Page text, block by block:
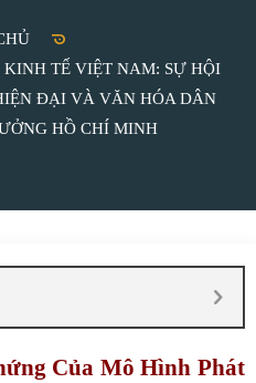
TẾ VIỆT NAM: SỰ HỘI
ĐẠI VÀ VĂN HÓA DÂN
HỒ CHÍ MINH
Của Mô Hình Phát